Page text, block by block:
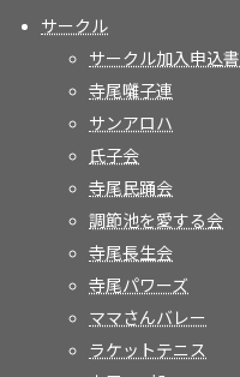
サークル
サークル加入申込書
寺尾囃子連
サンアロハ
氏子会
寺尾民踊会
調節池を愛する会
寺尾長生会
寺尾パワーズ
ママさんバレー
ラケットテニス